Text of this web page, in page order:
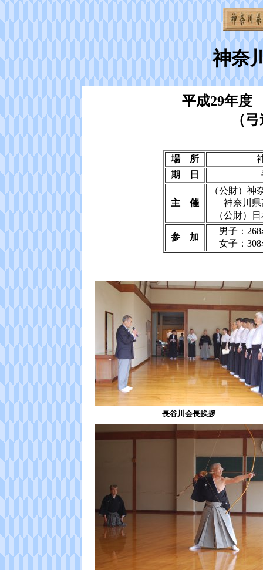
神奈
平成29年度
（
場 所
期 日
主 催
（公財）
神奈川
（公財）
参 加
男子：
女子：
長谷川会長挨拶